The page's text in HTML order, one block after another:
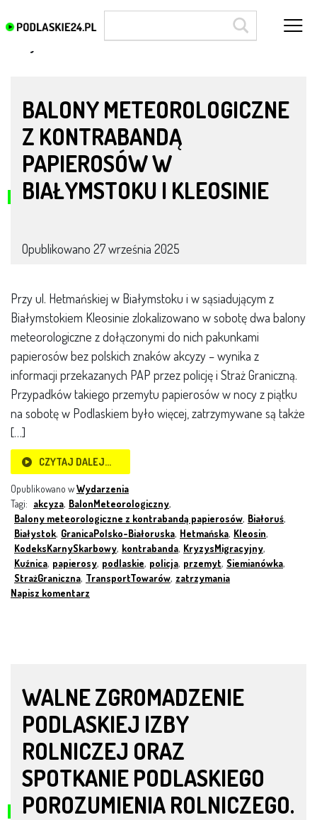
BALONY METEOROLOGICZNE
Z KONTRABANDĄ
PAPIEROSÓW W
BIAŁYMSTOKU I KLEOSINIE
Opublikowano 27 września 2025
Przy ul. Hetmańskiej w Białymstoku i w sąsiadującym z
Białymstokiem Kleosinie zlokalizowano w sobotę dwa balony
meteorologiczne z dołączonymi do nich pakunkami
papierosów bez polskich znaków akcyzy – wynika z
informacji przekazanych PAP przez policję i Straż Graniczną.
Przypadków takiego przemytu papierosów w nocy z piątku
na sobotę w Podlaskiem było więcej, zatrzymywane są także
[…]
CZYTAJ DALEJ…
Opublikowano wWydarzenia
Tagi: akcyza, BalonMeteorologiczny,
Balony meteorologiczne z kontrabandą papierosów, Białoruś,
Białystok, GranicaPolsko-Białoruska, Hetmańska, Kleosin,
KodeksKarnySkarbowy, kontrabanda, KryzysMigracyjny,
Kuźnica, papierosy, podlaskie, policja, przemyt, Siemianówka,
StrażGraniczna, TransportTowarów, zatrzymania
Napisz komentarz
WALNE ZGROMADZENIE
PODLASKIEJ IZBY
ROLNICZEJ ORAZ
SPOTKANIE PODLASKIEGO
POROZUMIENIA ROLNICZEGO.